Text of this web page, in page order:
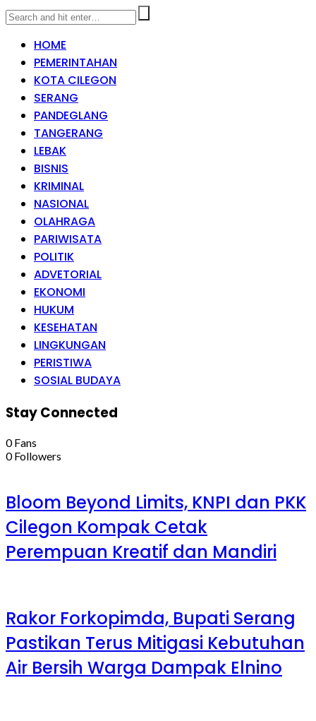
HOME
PEMERINTAHAN
KOTA CILEGON
SERANG
PANDEGLANG
TANGERANG
LEBAK
BISNIS
KRIMINAL
NASIONAL
OLAHRAGA
PARIWISATA
POLITIK
ADVETORIAL
EKONOMI
HUKUM
KESEHATAN
LINGKUNGAN
PERISTIWA
SOSIAL BUDAYA
Stay Connected
0 Fans
0 Followers
Bloom Beyond Limits, KNPI dan PKK
Cilegon Kompak Cetak
Perempuan Kreatif dan Mandiri
Rakor Forkopimda, Bupati Serang
Pastikan Terus Mitigasi Kebutuhan
Air Bersih Warga Dampak Elnino